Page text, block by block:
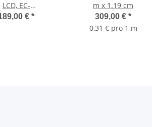
LCD, EC-
€ *
m x 1.19 cm
309,00 € *
0,31 € pro 1 m